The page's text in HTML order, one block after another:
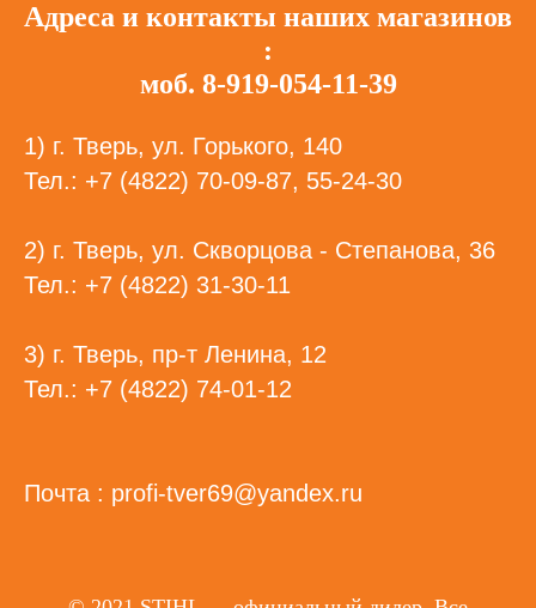
Адреса и контакты наших магазинов
:
моб. 8-919-054-11-39
1) г. Тверь, ул. Горького, 140
Тел.: +7 (4822) 70-09-87, 55-24-30
2) г. Тверь, ул. Скворцова - Степанова, 36
Тел.: +7 (4822) 31-30-11
3) г. Тверь, пр-т Ленина, 12
Тел.: +7 (4822) 74-01-12
Почта : profi-tver69@yandex.ru